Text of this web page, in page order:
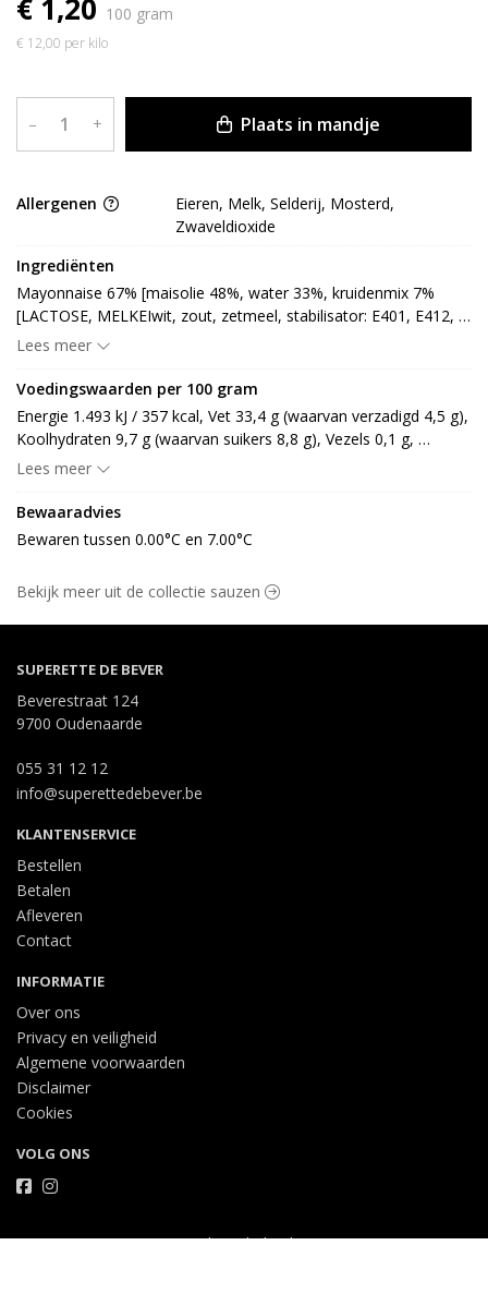
€ 1,20 100 gram
€ 12,00 per kilo
– + Plaats in mandje
Allergenen
Eieren, Melk, Selderij, Mosterd,
Zwaveldioxide
Ingrediënten
Mayonnaise 67% [maisolie 48%, water 33%, kruidenmix 7%
[LACTOSE, MELKEIwit, zout, zetmeel, stabilisator: E401, E412,
EIgeelpoeder, glucosestroop, kruidenextract], azijn 3%, EIgeel
voedingszuur: E330, antioxidant: E224 SULFIET], hulpmiddel
[LACTOSE, glucosestroop, antioxidant: E300], zout,
smaakversterker [smaakversterker: E621, E640], witte peper,
nootmuskaat], ketchup 28% [tomaat, azijn, suiker, zout, specerij
en kruidenextract (SELDERIJ), kruiden], cognac 4%,
Lees meer
Voedingswaarden per 100 gram
Energie 1.493 kJ / 357 kcal, Vet 33,4 g (waarvan verzadigd 4,5 g),
Koolhydraten 9,7 g (waarvan suikers 8,8 g), Vezels 0,1 g,
Eiwitten 1,8 g, Zout 1,4 g.
Lees meer
Bewaaradvies
Bewaren tussen 0.00°C en 7.00°C
Bekijk meer uit de collectie sauzen
SUPERETTE DE BEVER
Beverestraat 124
9700 Oudenaarde
055 31 12 12
info@superettedebever.be
KLANTENSERVICE
Bestellen
Betalen
Afleveren
Contact
INFORMATIE
Over ons
Privacy en veiligheid
Algemene voorwaarden
Disclaimer
Cookies
VOLG ONS
Taal